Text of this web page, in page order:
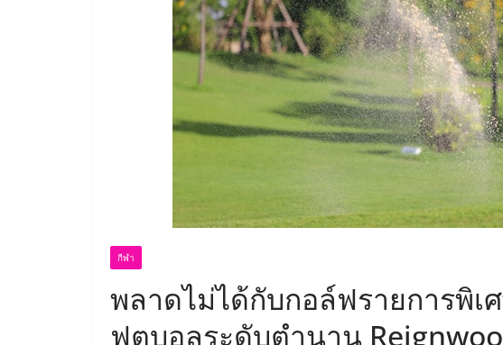
กีฬา
พลาดไม่ได้กับกอล์ฟรายการพิเ
ฟุตบอลระดับตำนาน